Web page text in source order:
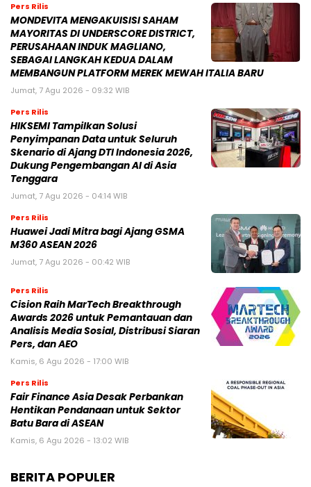
Pers Rilis
MONDEVITA MENGAKUISISI SAHAM
MAYORITAS DI UNDERSCORE DISTRICT,
PERUSAHAAN INDUK MAGLIANO,
SEBAGAI LANGKAH KEDUA DALAM
MEMBANGUN PLATFORM MEREK MEWAH ITALIA BARU
Jumat, 7 Agu 2026 - 09:32 WIB
Pers Rilis
HIKSEMI Tampilkan Solusi
Penyimpanan Data untuk Seluruh
Skenario di Ajang DTI Indonesia 2026,
Dukung Pengembangan AI di Asia
Tenggara
Jumat, 7 Agu 2026 - 04:14 WIB
Pers Rilis
Huawei Jadi Mitra bagi Ajang GSMA
M360 ASEAN 2026
Jumat, 7 Agu 2026 - 00:42 WIB
Pers Rilis
Cision Raih MarTech Breakthrough
Awards 2026 untuk Pemantauan dan
Analisis Media Sosial, Distribusi Siaran
Pers, dan AEO
Kamis, 6 Agu 2026 - 17:00 WIB
Pers Rilis
Fair Finance Asia Desak Perbankan
Hentikan Pendanaan untuk Sektor
Batu Bara di ASEAN
Kamis, 6 Agu 2026 - 13:02 WIB
BERITA POPULER